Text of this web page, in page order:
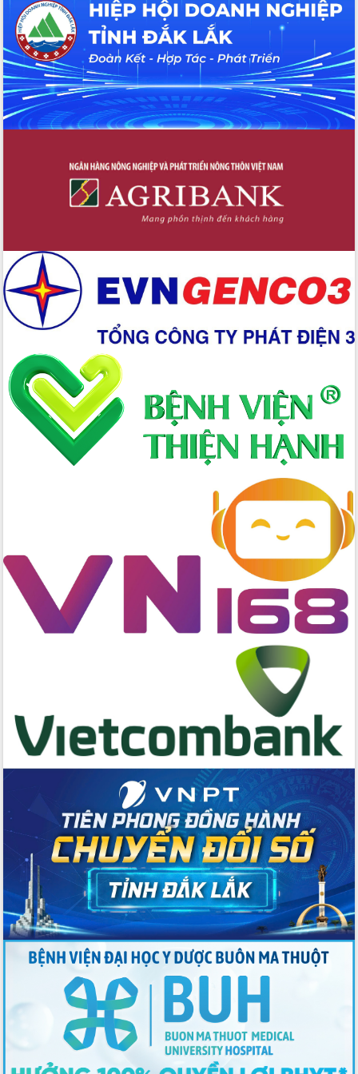
Hội thảo khoa học “Giải pháp thúc đẩy
phát triển nền kinh tế xanh tại tỉnh
Đắk Lắk”
Tăng cường giám sát, đôn đốc thực
hiện nhiệm vụ quản lý tài sản công
hàng tuần
Tháo gỡ những vướng mắc, đẩy mạnh
Đắk Lắk: Tôn vinh 46 giải pháp tại Hội
thi Sáng tạo Kỹ thuật 2024 - 2025
Đắk Lắk rà soát, điều chỉnh Đề án 190
Phó Chủ tịch UBND tỉnh Đắk Lắk
Trương Công Thái kiểm tra thực địa
Dự án cao tốc Khánh Hòa - Buôn Ma
Thuột
Định vị cà phê Việt Nam như một “di
sản sống” trong dòng chảy toàn cầu
Xây dựng nông thôn mới: Nâng cao đời
sống người dân từ những mô hình thiết
thực
Quyết liệt tháo gỡ vướng mắc, đẩy
nhanh tiến độ các dự án trọng điểm
trong Khu kinh tế Nam Phú Yên
Hòn Yến phát triển du lịch gắn với bảo
Phát động chiến dịch 30 ngày đêm
giải phóng mặt bằng Tuyến đường bộ
ven biển
Đắk Lắk nỗ lực thúc đẩy tăng trưởng
kinh tế từ 10% trở lên trong Quý
Thứ trưởng Bộ Y tế làm việc với tỉnh
Đắk Lắk về phát triển nhân lực y tế
cho trạm y tế cấp xã
Du lịch Đắk Lắk nâng tầm trải nghiệm
du khách thông qua Hệ thống cơ sở dữ
liệu và Bản đồ số
Tập huấn ứng dụng trí tuệ nhân tạo (AI)
trong thương mại điện tử năm 2026
Đoàn đại biểu Quốc hội tỉnh Đắk Lắk
trao đổi thông tin trước Kỳ họp thứ
nhất, Quốc hội khóa XVI
Quyết liệt cải cách hành chính, khơi
thông nguồn lực phát triển
Nâng cao hiệu lực, hiệu quả HĐND
tỉnh thông qua hiện đại hóa hành chính
Xã Ea Phê gắn cải cách hành chính với
chuyển đổi số
Phó Chủ tịch Thường trực UBND tỉnh
Hồ Thị Nguyên Thảo làm việc tại Trung